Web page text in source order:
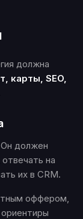
должна
карты, SEO,
должен
на
их в CRM.
оффером,
ориентиры